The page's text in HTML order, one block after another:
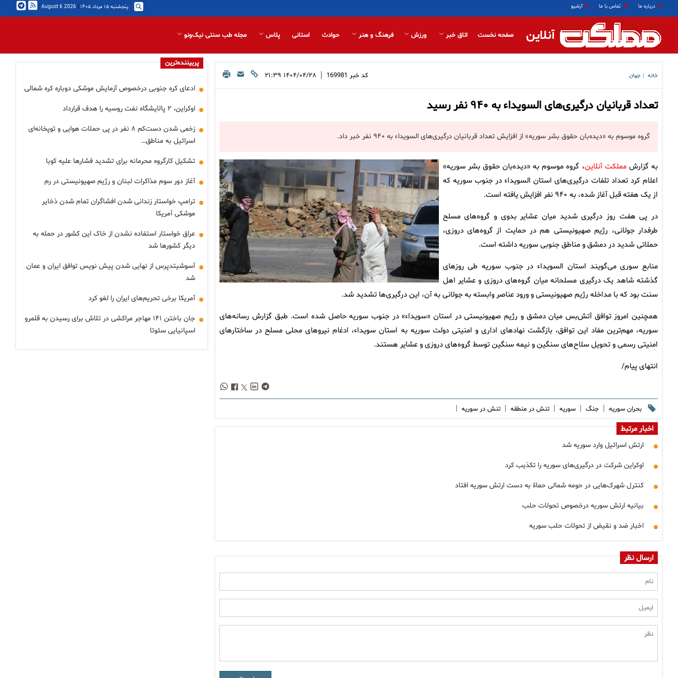
درباره ما تماس با ما آرشیو پنجشنبه ۱۵ مرداد ۱۴۰۵ |
2026 August 6
آنلاین صفحه نخست اتاق خبر ورزش فرهنگ و هنر حوادث استانی پلاس مجله طب سنتی نیک‌ونو
خانه جهان کد خبر 169981
| ۱۴۰۴/۰۴/۲۸ ۲۱:۳۹
تعداد قربانیان درگیری‌های السویداء به ۹۴۰ نفر رسید
گروه موسوم به «دیده‌بان حقوق بشر سوریه» از افزایش تعداد قربانیان درگیری‌های السویداء به ۹۴۰ نفر خبر داد.
به گزارشمملکت آنلاین، گروه موسوم به «دیده‌بان حقوق بشر سوریه»
اعلام کرد تعداد تلفات درگیری‌های استان السویداء در جنوب سوریه که
از یک هفته قبل آغاز شده، به ۹۴۰ نفر افزایش یافته است.
در پی هفت روز درگیری شدید میان عشایر بدوی و گروه‌های مسلح
طرفدار جولانی، رژیم صهیونیستی هم در حمایت از گروه‌های دروزی،
حملاتی شدید در دمشق و مناطق جنوبی سوریه داشته است.
منابع سوری می‌گویند استان السویداء در جنوب سوریه طی روزهای
گذشته شاهد یک درگیری مسلحانه میان گروه‌های دروزی و عشایر اهل
سنت بود که با مداخله رژیم صهیونیستی و ورود عناصر وابسته به جولانی به آن، این درگیری‌ها تشدید شد.
همچنین امروز توافق آتش‌بس میان دمشق و رژیم صهیونیستی در استان «سویداء» در جنوب سوریه حاصل شده است. طبق گزارش رسانه‌های
سوریه، مهم‌ترین مفاد این توافق، بازگشت نهادهای اداری و امنیتی دولت سوریه به استان سویداء، ادغام نیروهای محلی مسلح در ساختارهای
امنیتی رسمی و تحویل سلاح‌های سنگین و نیمه سنگین توسط گروه‌های دروزی و عشایر هستند.
انتهای پیام/
بحران سوریه | جنگ | سوریه | تنش در منطقه | تنش در سوریه |
اخبار مرتبط
ارتش اسرائیل وارد سوریه شد
اوکراین شرکت در درگیری‌های سوریه را تکذیب کرد
کنترل شهرک‌هایی در حومه شمالی حماة به دست ارتش سوریه افتاد
بیانیه ارتش سوریه درخصوص تحولات حلب
اخبار ضد و نقیض از تحولات حلب سوریه
ارسال نظر
پربیننده‌ترین
ادعای کره جنوبی درخصوص آزمایش موشکی دوباره کره شمالی
اوکراین، ۲ پالایشگاه نفت روسیه را هدف قرارداد
زخمی شدن دست‌کم ۸ نفر در پی حملات هوایی و توپخانه‌ای
اسرائیل به مناطق…
تشکیل کارگروه محرمانه برای تشدید فشارها علیه کوبا
آغاز دور سوم مذاکرات لبنان و رژیم صهیونیستی در رم
ترامپ خواستار زندانی شدن افشاگران تمام شدن ذخایر
موشکی آمریکا
عراق خواستار استفاده نشدن از خاک این کشور در حمله به
دیگر کشورها شد
آسوشیتدپرس از نهایی شدن پیش نویس توافق ایران و عمان
شد
آمریکا برخی تحریم‌های ایران را لغو کرد
جان باختن ۱۴۱ مهاجر مراکشی در تلاش برای رسیدن به قلمرو
اسپانیایی سئوتا